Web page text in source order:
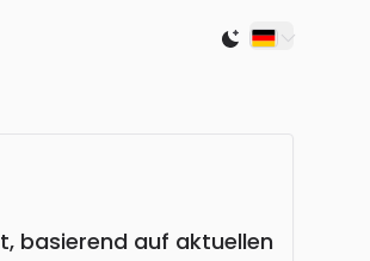
Switch to
basierend auf aktuellen